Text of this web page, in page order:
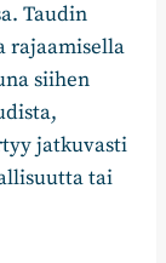
Taudin
rajaamisella
siihen
jatkuvasti
tai